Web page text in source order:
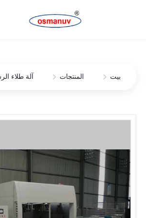
بيت المنتجات آلة طلاء